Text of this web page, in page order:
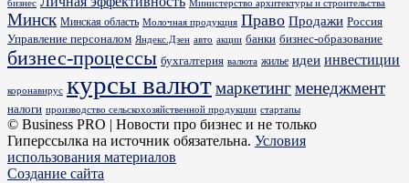
бизнес
Министерство архитектуры и строительства
Минск Минская область Молочная продукция Право Продажи Россия
Управление персоналом Яндекс.Дзен авто акции банки бизнес-образование
бизнес-процессы бухгалтерия валюта жилье идеи инвестиции
коронавирус курсы валютмаркетингменеджмент
налоги производство сельскохозяйственной продукции стартапы
© Business PRO | Новости про бизнес и не только
Гиперссылка на источник обязательна. Условия
использования материалов
Создание сайта